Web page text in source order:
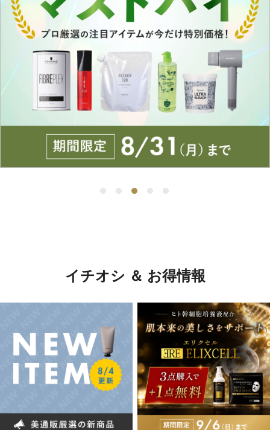
イチオシ ＆ お得情報